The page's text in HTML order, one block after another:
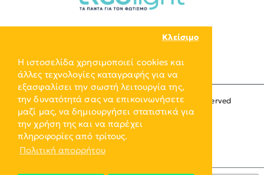
Η ιστοσελίδα χρησιμοποιεί cookies και
άλλες τεχνολογίες καταγραφής για να
εξασφαλίσει την σωστή λειτουργία της,
την δυνατότητά σας να επικοινωνήσετε
μαζί μας, να δημιουργήσει στατιστικά για
την χρήση της και να παρέχει
πληροφορίες από τρίτους.
Πολιτική απορρήτου
Κλείσιμο
Copyright © 2024, ERGO-GROUP, All Rights Reserved